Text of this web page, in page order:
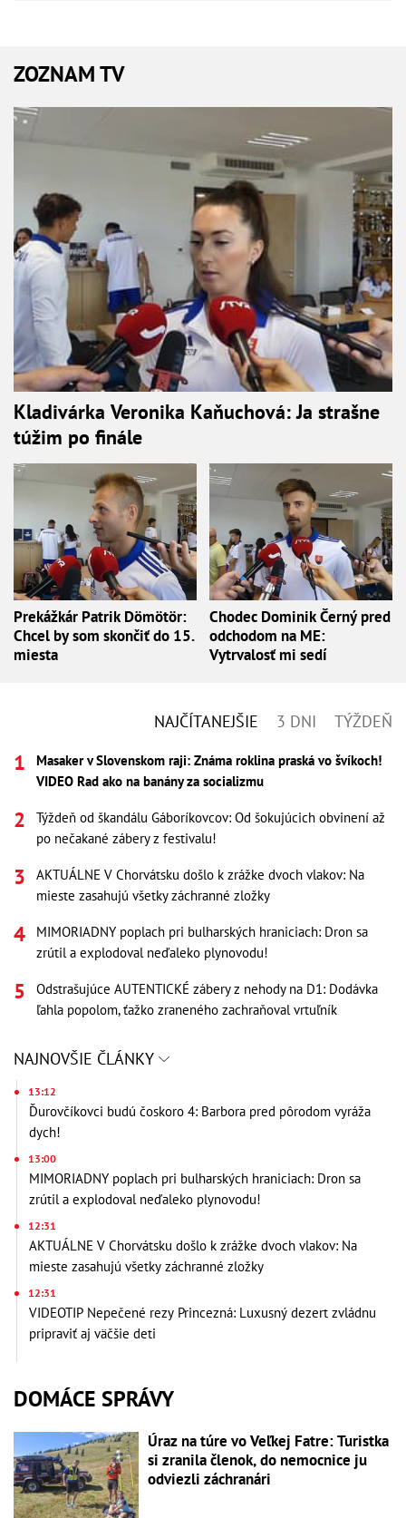
ZOZNAM TV
Kladivárka Veronika Kaňuchová: Ja strašne
túžim po finále
Prekážkár Patrik Dömötör:
Chcel by som skončiť do 15.
miesta
Chodec Dominik Černý pred
odchodom na ME:
Vytrvalosť mi sedí
NAJČÍTANEJŠIE 3 DNI TÝŽDEŇ
Masaker v Slovenskom raji: Známa roklina praská vo švíkoch!
VIDEO Rad ako na banány za socializmu
Týždeň od škandálu Gáboríkovcov: Od šokujúcich obvinení až
po nečakané zábery z festivalu!
AKTUÁLNE V Chorvátsku došlo k zrážke dvoch vlakov: Na
mieste zasahujú všetky záchranné zložky
MIMORIADNY poplach pri bulharských hraniciach: Dron sa
zrútil a explodoval neďaleko plynovodu!
Odstrašujúce AUTENTICKÉ zábery z nehody na D1: Dodávka
ľahla popolom, ťažko zraneného zachraňoval vrtuľník
NAJNOVŠIE ČLÁNKY
13:12
Ďurovčíkovci budú čoskoro 4: Barbora pred pôrodom vyráža
dych!
13:00
MIMORIADNY poplach pri bulharských hraniciach: Dron sa
zrútil a explodoval neďaleko plynovodu!
12:31
AKTUÁLNE V Chorvátsku došlo k zrážke dvoch vlakov: Na
mieste zasahujú všetky záchranné zložky
12:31
VIDEOTIP Nepečené rezy Princezná: Luxusný dezert zvládnu
pripraviť aj väčšie deti
DOMÁCE SPRÁVY
Úraz na túre vo Veľkej Fatre: Turistka
si zranila členok, do nemocnice ju
odviezli záchranári